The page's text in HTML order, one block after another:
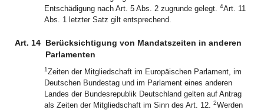
Entschädigung nach Art. 5 Abs. 2 zugrunde gelegt. 4Art. 11
Abs. 1 letzter Satz gilt entsprechend.
Art. 14 Berücksichtigung von Mandatszeiten in anderen
Parlamenten
1Zeiten der Mitgliedschaft im Europäischen Parlament, im
Deutschen Bundestag und im Parlament eines anderen
Landes der Bundesrepublik Deutschland gelten auf Antrag
als Zeiten der Mitgliedschaft im Sinn des Art. 12. 2Werden